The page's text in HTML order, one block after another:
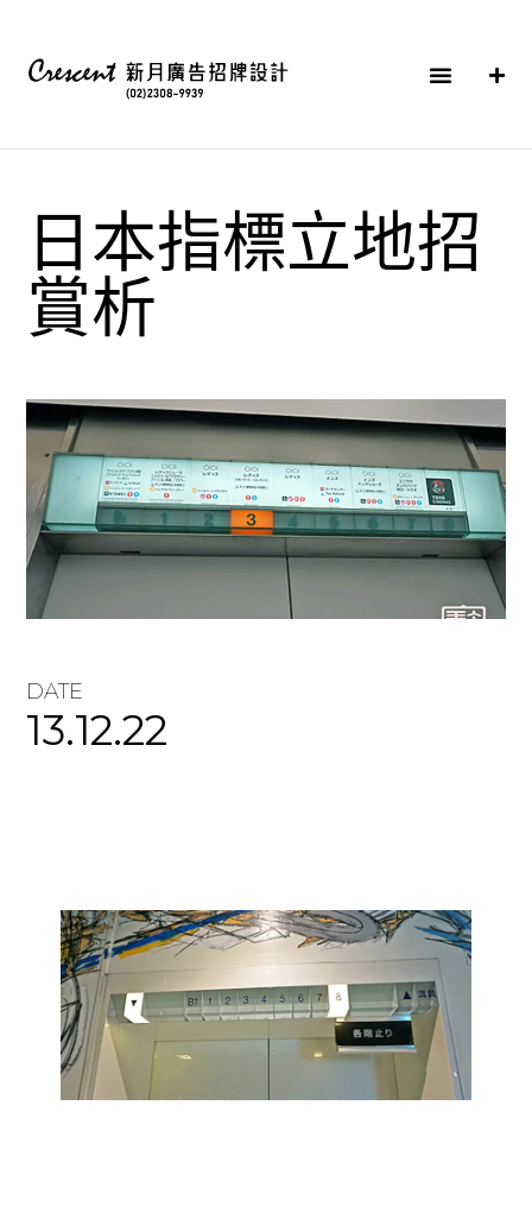
日本指標立地招
賞析
DATE
13.12.22